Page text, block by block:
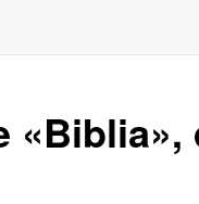
«Biblia»,